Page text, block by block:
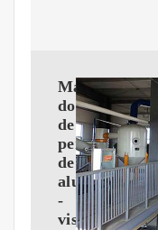
Máquina
dobladora
de
perfiles
de
aluminio
-
vistmac.com